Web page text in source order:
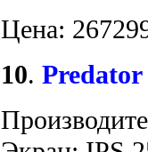
Цена:
10. Predator